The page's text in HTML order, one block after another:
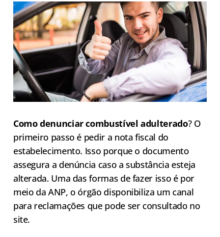
Como denunciar combustível adulterado? O
primeiro passo é pedir a nota fiscal do
estabelecimento. Isso porque o documento
assegura a denúncia caso a substância esteja
alterada. Uma das formas de fazer isso é por
meio da ANP, o órgão disponibiliza um canal
para reclamações que pode ser consultado no
site.